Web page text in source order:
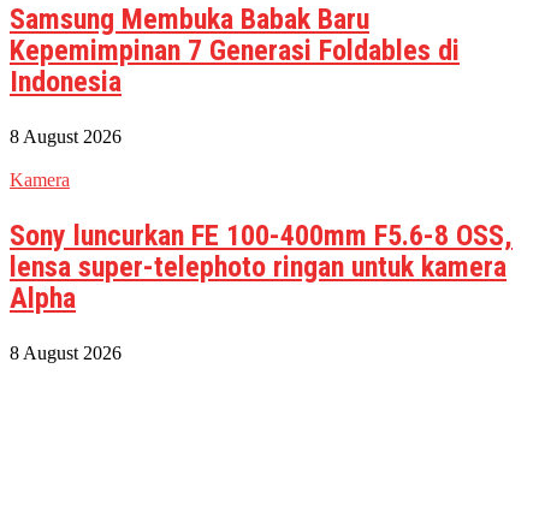
Samsung Membuka Babak Baru
Kepemimpinan 7 Generasi Foldables di
Indonesia
8 August 2026
Kamera
Sony luncurkan FE 100-400mm F5.6-8 OSS,
lensa super-telephoto ringan untuk kamera
Alpha
8 August 2026